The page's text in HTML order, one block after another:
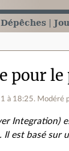
Dépêches
pour le
à 18:25. Modéré
est basé sur